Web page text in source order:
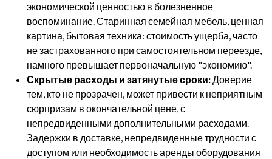
экономической ценностью в болезненное
воспоминание. Старинная семейная мебель, ценная
картина, бытовая техника: стоимость ущерба, часто
не застрахованного при самостоятельном переезде,
намного превышает первоначальную "экономию".
Скрытые расходы и затянутые сроки:Доверие
тем, кто не прозрачен, может привести к неприятным
сюрпризам в окончательной цене, с
непредвиденными дополнительными расходами.
Задержки в доставке, непредвиденные трудности с
доступом или необходимость аренды оборудования